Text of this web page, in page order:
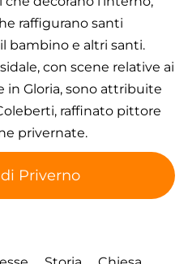
raffigurano santi
bambino e altri santi.
con scene relative ai
in Gloria, sono attribuite
raffinato pittore
privernate.
Priverno